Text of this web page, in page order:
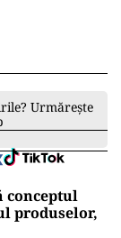
Urmărește
conceptul
produselor,